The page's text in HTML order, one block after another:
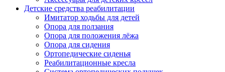
Детские средства реабилитации
Имитатор ходьбы для детей
Опора для ползания
Опора для положения лёжа
Опора для сидения
Ортопедические сиденья
Реабилитационные кресла